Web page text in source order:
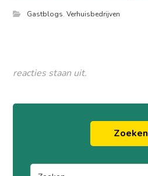
Gastblogs,Verhuisbedrijven
reacties staan uit.
Zoeken